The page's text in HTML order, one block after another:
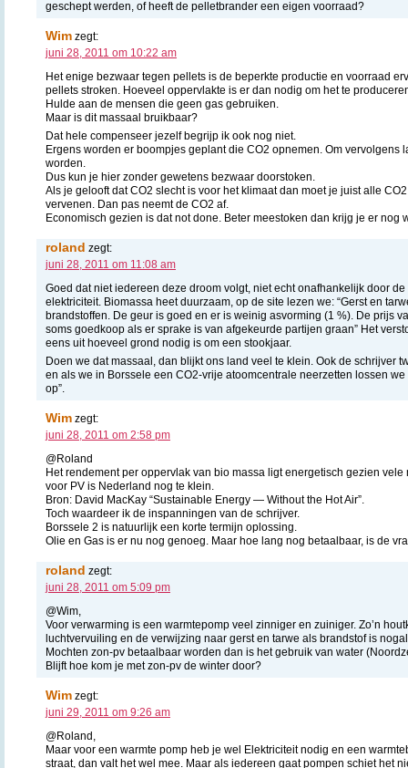
geschept werden, of heeft de pelletbrander een eigen voorraad?
Wim zegt:
juni 28, 2011 om 10:22 am
Het enige bezwaar tegen pellets is de beperkte productie en voorraad
pellets stroken. Hoeveel oppervlakte is er dan nodig om het te
Hulde aan de mensen die geen gas gebruiken.
Maar is dit massaal bruikbaar?
Dat hele compenseer jezelf begrijp ik ook nog niet.
Ergens worden er boompjes geplant die CO2 opnemen. Om vervolgens
worden.
Dus kun je hier zonder gewetens bezwaar doorstoken.
Als je gelooft dat CO2 slecht is voor het klimaat dan moet je juist alle
vervenen. Dan pas neemt de CO2 af.
Economisch gezien is dat not done. Beter meestoken dan krijg je er nog
roland zegt:
juni 28, 2011 om 11:08 am
Goed dat niet iedereen deze droom volgt, niet echt onafhankelijk door
elektriciteit. Biomassa heet duurzaam, op de site lezen we: “Gerst en
brandstoffen. De geur is goed en er is weinig asvorming (1 %). De prijs
soms goedkoop als er sprake is van afgekeurde partijen graan” Het
eens uit hoeveel grond nodig is om een stookjaar.
Doen we dat massaal, dan blijkt ons land veel te klein. Ook de schrijver
en als we in Borssele een CO2-vrije atoomcentrale neerzetten lossen
op”.
Wim zegt:
juni 28, 2011 om 2:58 pm
@Roland
Het rendement per oppervlak van bio massa ligt energetisch gezien vele
voor PV is Nederland nog te klein.
Bron: David MacKay “Sustainable Energy — Without the Hot Air”.
Toch waardeer ik de inspanningen van de schrijver.
Borssele 2 is natuurlijk een korte termijn oplossing.
Olie en Gas is er nu nog genoeg. Maar hoe lang nog betaalbaar, is de
roland zegt:
juni 28, 2011 om 5:09 pm
@Wim,
Voor verwarming is een warmtepomp veel zinniger en zuiniger. Zo’n
luchtvervuiling en de verwijzing naar gerst en tarwe als brandstof is
Mochten zon-pv betaalbaar worden dan is het gebruik van water
Blijft hoe kom je met zon-pv de winter door?
Wim zegt:
juni 29, 2011 om 9:26 am
@Roland,
Maar voor een warmte pomp heb je wel Elektriciteit nodig en een
straat, dan valt het wel mee. Maar als iedereen gaat pompen schiet het